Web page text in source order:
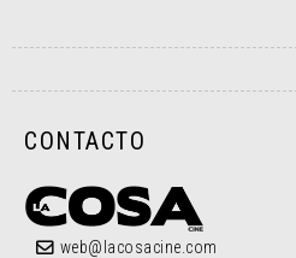
CONTACTO
web@lacosacine.com